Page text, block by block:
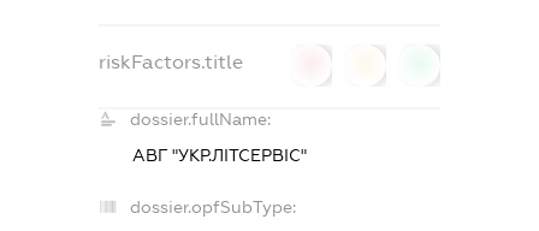
riskFactors.title
dossier.fullName:
АВГ "УКР.ЛІТСЕРВІС"
dossier.opfSubType: